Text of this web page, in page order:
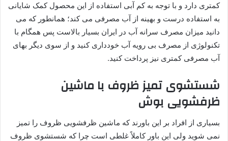
کمتری دارد و با توجه به کم آبی استفاده از این محصول کمک شایانی
به استفاده درست و بهینه از آب مصرفی می کند؛ همانطور که می
دانید میزان مصرف سرانه آب در ایران بسیار بالاست پس همگام با
تکنولوژی از مصرف بی رویه آب خودداری کنید و از سوی دیگر بهای
آب مصرفی کمتری نیز پرداخت کنید.
شستشوی تمیز ظروف با ماشین
ظرفشویی بوش
بسیاری از افراد بر این باورند که ماشین ظرفشویی ظروف را تمیز
نمی شوید ولی این باور کاملاً غلطی است چرا که شستشوی ظروف